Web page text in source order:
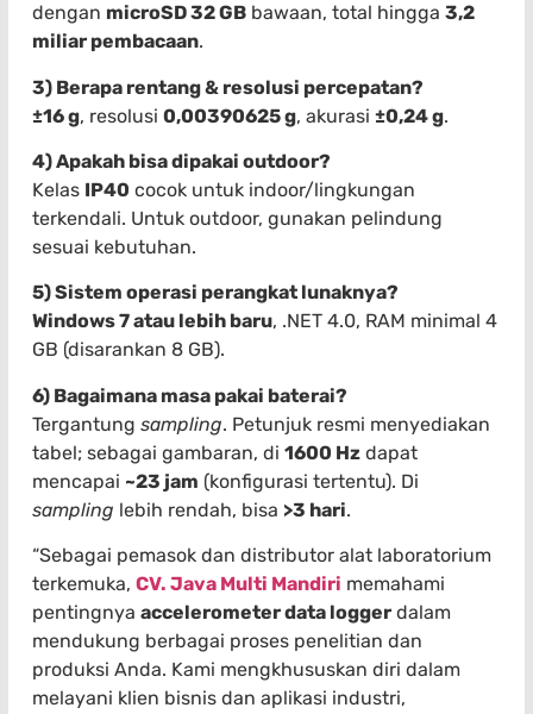
dengan microSD 32 GB bawaan, total hingga 3,2
miliar pembacaan.
3) Berapa rentang & resolusi percepatan?
±16 g, resolusi 0,00390625 g, akurasi ±0,24 g.
4) Apakah bisa dipakai outdoor?
Kelas IP40 cocok untuk indoor/lingkungan
terkendali. Untuk outdoor, gunakan pelindung
sesuai kebutuhan.
5) Sistem operasi perangkat lunaknya?
Windows 7 atau lebih baru, .NET 4.0, RAM minimal 4
GB (disarankan 8 GB).
6) Bagaimana masa pakai baterai?
Tergantung sampling. Petunjuk resmi menyediakan
tabel; sebagai gambaran, di 1600 Hz dapat
mencapai ~23 jam (konfigurasi tertentu). Di
sampling lebih rendah, bisa >3 hari.
“Sebagai pemasok dan distributor alat laboratorium
terkemuka, CV. Java Multi Mandiri memahami
pentingnya accelerometer data logger dalam
mendukung berbagai proses penelitian dan
produksi Anda. Kami mengkhususkan diri dalam
melayani klien bisnis dan aplikasi industri,